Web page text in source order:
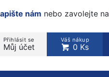
nám nebo zavolejte na
Přihlásit se
Můj účet
Váš nákup
0 Ks
kategorie...